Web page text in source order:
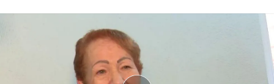
morir, ahí tendremos felicidad”
Finalmente, la empresa de desokupación y la
policía, pedía a Paqui el favor de